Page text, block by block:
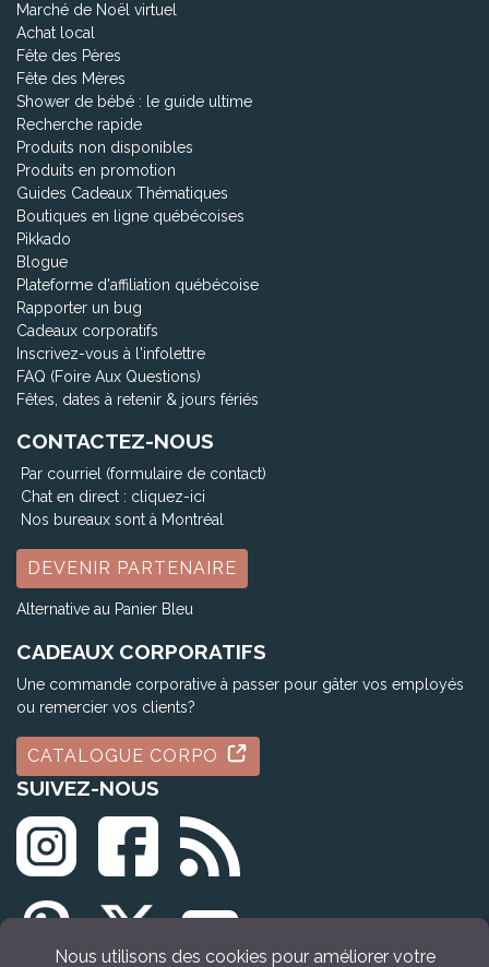
Marché de Noël virtuel
Achat local
Fête des Pères
Fête des Mères
Shower de bébé : le guide ultime
Recherche rapide
Produits non disponibles
Produits en promotion
Guides Cadeaux Thématiques
Boutiques en ligne québécoises
Pikkado
Blogue
Plateforme d'affiliation québécoise
Rapporter un bug
Cadeaux corporatifs
Inscrivez-vous à l'infolettre
FAQ (Foire Aux Questions)
Fêtes, dates à retenir & jours fériés
CONTACTEZ-NOUS
Par courriel (formulaire de contact)
Chat en direct : cliquez-ici
Nos bureaux sont à Montréal
DEVENIR PARTENAIRE
Alternative au Panier Bleu
CADEAUX CORPORATIFS
Une commande corporative à passer pour gâter vos employés
ou remercier vos clients?
CATALOGUE CORPO
SUIVEZ-NOUS